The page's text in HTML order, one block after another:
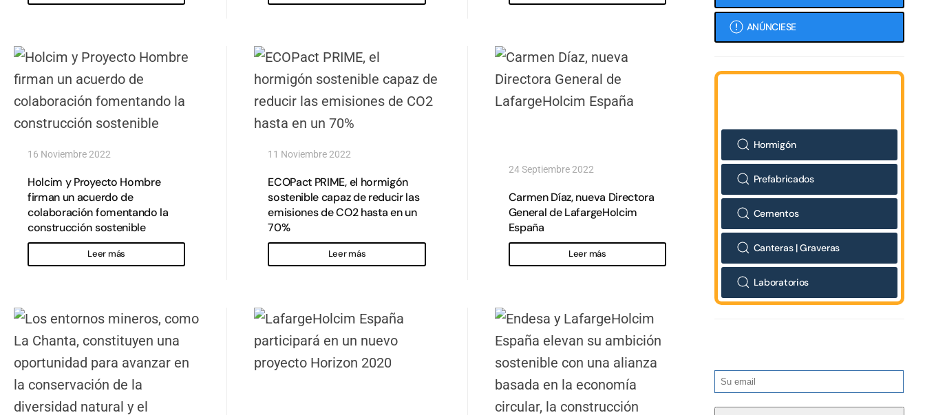
16 Noviembre 2022
Holcim y Proyecto Hombre
firman un acuerdo de
colaboración fomentando la
construcción sostenible
Leer más
11 Noviembre 2022
ECOPact PRIME, el hormigón
sostenible capaz de reducir las
emisiones de CO2 hasta en un
70%
Leer más
24 Septiembre 2022
Carmen Díaz, nueva Directora
General de LafargeHolcim
España
Leer más
ANÚNCIESE
Hormigón
Prefabricados
Cementos
Canteras | Graveras
Laboratorios